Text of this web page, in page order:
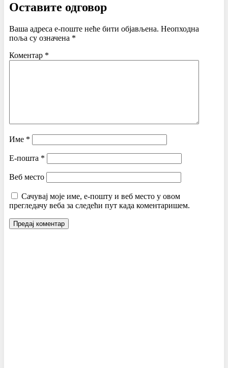
Оставите одговор
Ваша адреса е-поште неће бити објављена. Неопходна
поља су означена *
Коментар *
Име *
Е-пошта *
Веб место
Сачувај моје име, е-пошту и веб место у овом
прегледачу веба за следећи пут када коментаришем.